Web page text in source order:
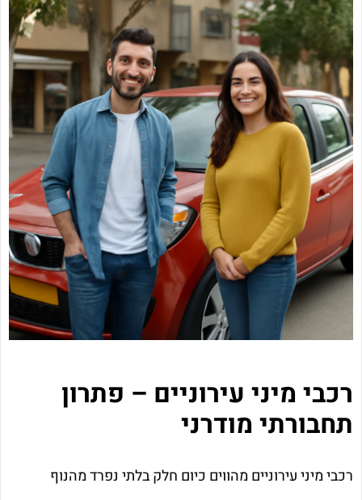
רכבי מיני עירוניים – פתרון
תחבורתי מודרני
רכבי מיני עירוניים מהווים כיום חלק בלתי נפרד מהנוף